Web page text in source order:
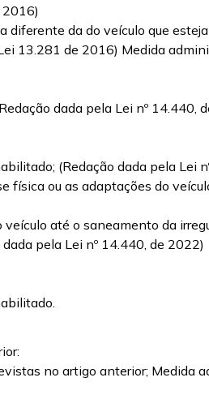
da do veículo que
13.281 de 2016) Medida
dada pela Lei nº 14.440,
(Redação dada pela Lei
física ou as adaptações do
até o saneamento da
pela Lei nº 14.440, de 2022)
no artigo anterior; Medida